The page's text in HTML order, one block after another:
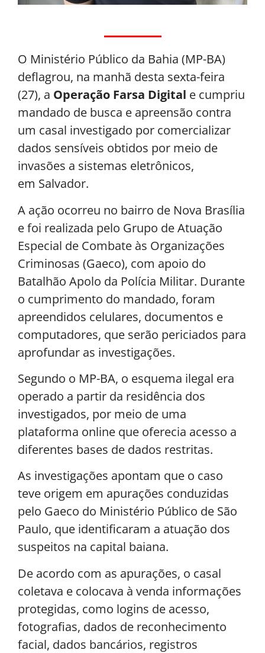
O Ministério Público da Bahia (MP-BA)
deflagrou, na manhã desta sexta-feira
(27), a Operação Farsa Digital e cumpriu
mandado de busca e apreensão contra
um casal investigado por comercializar
dados sensíveis obtidos por meio de
invasões a sistemas eletrônicos,
em Salvador.
A ação ocorreu no bairro de Nova Brasília
e foi realizada pelo Grupo de Atuação
Especial de Combate às Organizações
Criminosas (Gaeco), com apoio do
Batalhão Apolo da Polícia Militar. Durante
o cumprimento do mandado, foram
apreendidos celulares, documentos e
computadores, que serão periciados para
aprofundar as investigações.
Segundo o MP-BA, o esquema ilegal era
operado a partir da residência dos
investigados, por meio de uma
plataforma online que oferecia acesso a
diferentes bases de dados restritas.
As investigações apontam que o caso
teve origem em apurações conduzidas
pelo Gaeco do Ministério Público de São
Paulo, que identificaram a atuação dos
suspeitos na capital baiana.
De acordo com as apurações, o casal
coletava e colocava à venda informações
protegidas, como logins de acesso,
fotografias, dados de reconhecimento
facial, dados bancários, registros